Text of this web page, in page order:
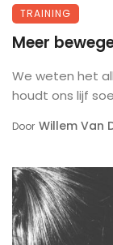
TRAINING
Meer
We weten het
houdt ons lijf
Door Willem Van